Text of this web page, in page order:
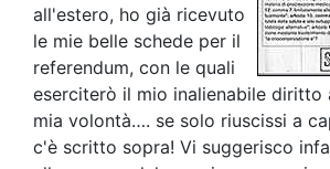
all'estero, ho già ricevuto
le mie belle schede per il
referendum, con le quali
eserciterò il mio inalienabile diritto
mia volontà…. se solo riuscissi a
c'è scritto sopra! Vi suggerisco